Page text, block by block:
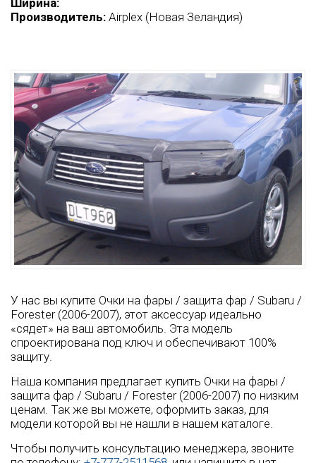
Производитель: Airplex (Новая Зеландия)
У нас вы купите Очки на фары / защита фар / Subaru /
Forester (2006-2007), этот аксессуар идеально
«сядет» на ваш автомобиль. Эта модель
спроектирована под ключ и обеспечивают 100%
защиту.
Наша компания предлагает купить Очки на фары /
защита фар / Subaru / Forester (2006-2007) по низким
ценам. Так же вы можете, оформить заказ, для
модели которой вы не нашли в нашем каталоге.
Чтобы получить консультацию менеджера, звоните